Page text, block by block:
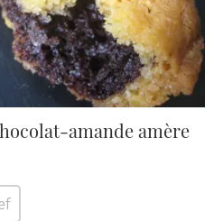
amande amère